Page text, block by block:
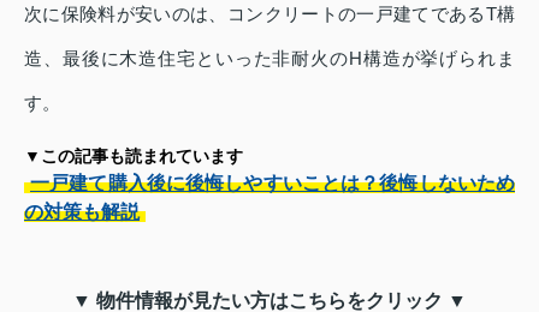
次に保険料が安いのは、コンクリートの一戸建てであるT構
造、最後に木造住宅といった非耐火のH構造が挙げられま
す。
▼この記事も読まれています
一戸建て購入後に後悔しやすいことは？後悔しないため
の対策も解説
▼ 物件情報が見たい方はこちらをクリック ▼